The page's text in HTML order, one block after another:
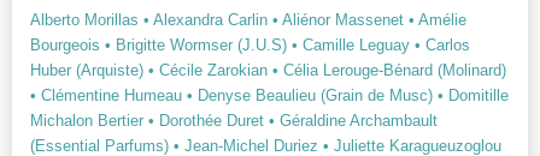
Alberto Morillas • Alexandra Carlin • Aliénor Massenet • Amélie
Bourgeois • Brigitte Wormser (J.U.S) • Camille Leguay • Carlos
Huber (Arquiste) • Cécile Zarokian • Célia Lerouge-Bénard (Molinard)
• Clémentine Humeau • Denyse Beaulieu (Grain de Musc) • Domitille
Michalon Bertier • Dorothée Duret • Géraldine Archambault
(Essential Parfums) • Jean-Michel Duriez • Juliette Karagueuzoglou